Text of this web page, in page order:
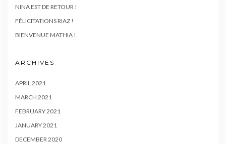
NINA EST DE RETOUR !
FÉLICITATIONS RIAZ !
BIENVENUE MATHIA !
ARCHIVES
APRIL 2021
MARCH 2021
FEBRUARY 2021
JANUARY 2021
DECEMBER 2020